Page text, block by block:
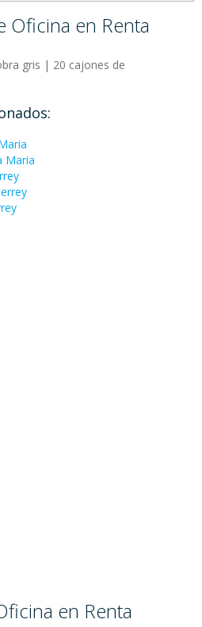
Oficina en Renta
gris | 20 cajones de
Maria
en Renta